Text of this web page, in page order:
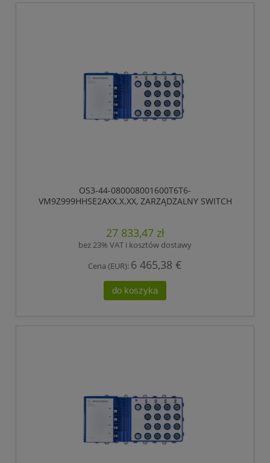
OS3-44-080008001600T6T6-
VM9Z999HHSE2AXX.X.XX, ZARZĄDZALNY SWITCH
ZGODNY Z IEEE 802.3AT (ZASILANIE WBUDOWANE
POE +), ELEKTRYCZNE PORTY UPLINK GIGABIT
27 833,47 zł
bez 23% VAT i kosztów dostawy
Cena (EUR): 6 465,38 €
do koszyka